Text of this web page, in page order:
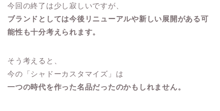
今回の終了は少し寂しいですが、
ブランドとしては今後リニューアルや新しい展開がある可
能性も十分考えられます。
そう考えると、
今の「シャドーカスタマイズ」は
一つの時代を作った名品だったのかもしれません。